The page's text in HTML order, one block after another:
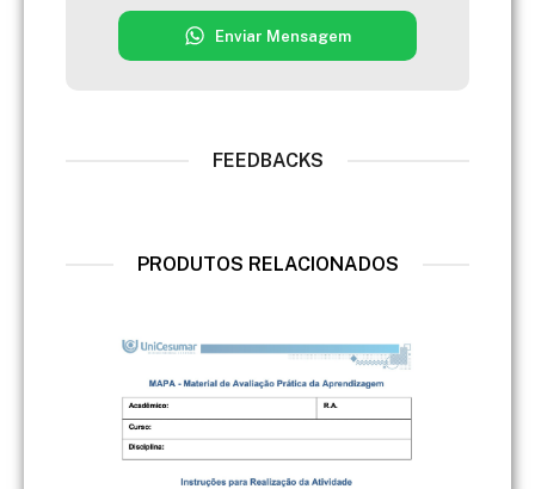
Enviar Mensagem
FEEDBACKS
PRODUTOS RELACIONADOS